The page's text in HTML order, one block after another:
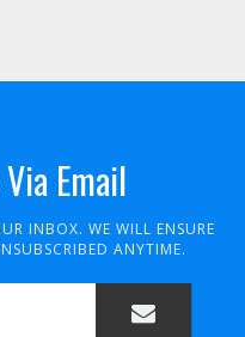
Email
INBOX. WE WILL ENSURE
ANYTIME.